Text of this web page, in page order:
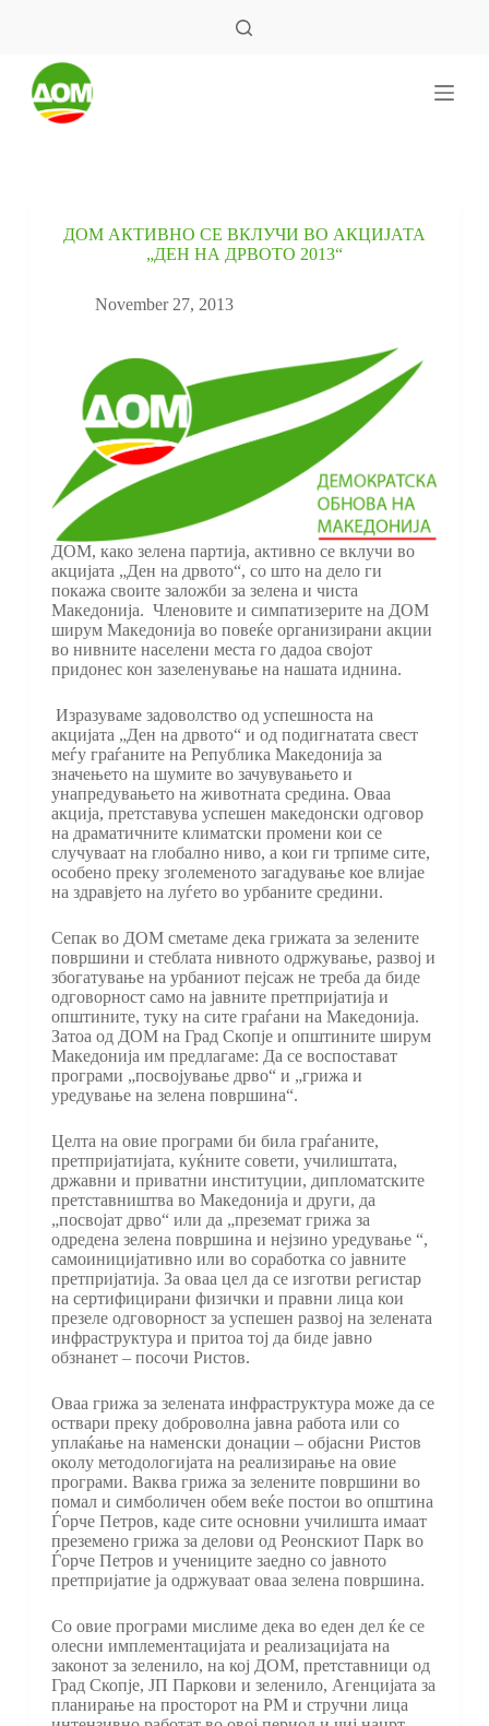
ДОМ АКТИВНО СЕ ВКЛУЧИ ВО АКЦИЈАТА
„ДЕН НА ДРВОТО 2013“
November 27, 2013
ДОМ, како зелена партија, активно се вклучи во
акцијата „Ден на дрвото“, со што на дело ги
покажа своите заложби за зелена и чиста
Македонија. Членовите и симпатизерите на ДОМ
ширум Македонија во повеќе организирани акции
во нивните населени места го дадоа својот
придонес кон зазеленување на нашата иднина.
Изразуваме задоволство од успешноста на
акцијата „Ден на дрвото“ и од подигнатата свест
меѓу граѓаните на Република Македонија за
значењето на шумите во зачувувањето и
унапредувањето на животната средина. Оваа
акција, претставува успешен македонски одговор
на драматичните климатски промени кои се
случуваат на глобално ниво, а кои ги трпиме сите,
особено преку зголеменото загадување кое влијае
на здравјето на луѓето во урбаните средини.
Сепак во ДОМ сметаме дека грижата за зелените
површини и стеблата нивното одржување, развој и
збогатување на урбаниот пејсаж не треба да биде
одговорност само на јавните претпријатија и
општините, туку на сите граѓани на Македонија.
Затоа од ДОМ на Град Скопје и општините ширум
Македонија им предлагаме: Да се воспостават
програми „посвојување дрво“ и „грижа и
уредување на зелена површина“.
Целта на овие програми би била граѓаните,
претпријатијата, куќните совети, училиштата,
државни и приватни институции, дипломатските
претставништва во Македонија и други, да
„посвојат дрво“ или да „преземат грижа за
одредена зелена површина и нејзино уредување “,
самоиницијативно или во соработка со јавните
претпријатија. За оваа цел да се изготви регистар
на сертифицирани физички и правни лица кои
презеле одговорност за успешен развој на зелената
инфраструктура и притоа тој да биде јавно
обзнанет – посочи Ристов.
Оваа грижа за зелената инфраструктура може да се
оствари преку доброволна јавна работа или со
уплаќање на наменски донации – објасни Ристов
околу методологијата на реализирање на овие
програми. Ваква грижа за зелените површини во
помал и симболичен обем веќе постои во општина
Ѓорче Петров, каде сите основни училишта имаат
преземено грижа за делови од Реонскиот Парк во
Ѓорче Петров и учениците заедно со јавното
претпријатие ја одржуваат оваа зелена површина.
Со овие програми мислиме дека во еден дел ќе се
олесни имплементацијата и реализацијата на
законот за зеленило, на кој ДОМ, претставници од
Град Скопје, ЈП Паркови и зеленило, Агенцијата за
планирање на просторот на РМ и стручни лица